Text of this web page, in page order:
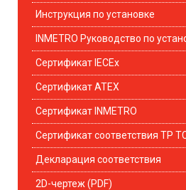
Инструкция по установке
INMETRO Руководство по
Сертификат IECEx
Сертификат ATEX
Сертификат INMETRO
Сертификат соответствия ТР
Декларация соответствия
2D-чертеж (PDF)